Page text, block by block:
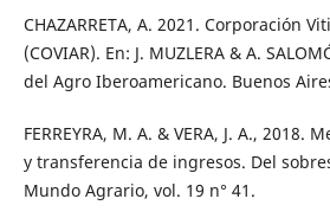
CHAZARRETA, A. 2021. Corporación
(COVIAR). En: J. MUZLERA & A.
del Agro Iberoamericano. Buenos
FERREYRA, M. A. & VERA, J. A.,
y transferencia de ingresos. Del
Mundo Agrario, vol. 19 n° 41.